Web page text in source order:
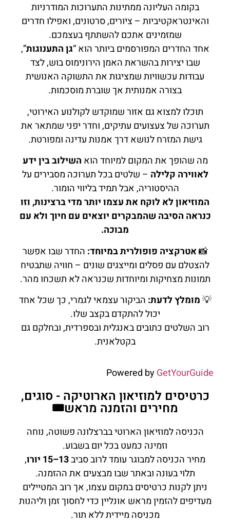
בקומה העליונה ממתינות התערוכות המודרניות
והאינטראקטיביות – ציורים, סרטונים, ואפילו חדרים
שמזמינים אתכם להשתתף בעצמכם.
אחד החדרים המפורסמים ביותר הוא “גן התענוגות”,
שבו יצירות בהשראת האמן הירונימוס בוש, לצד
עבודות עכשוויות שמציגות את התשוקה האנושית
בצורה אמנותית אך שוברת מוסכמות.
תוכלו למצוא גם אזור שמוקדש לקולנוע האירוטי,
תערוכה של צעצועים עתיקים, וחדר יפני שמתאר את
גישת המזרח לנושא דרך אמנות עדינה ומפורטת.
מה שהופך את המקום למיוחד הוא השילוב בין ידע
לאווירה קלילה – שלטים בכל תערוכה מסבירים על
ההיסטוריה, אבל תמיד בליווי הומור.
המוזיאון לא לוקח את עצמו יותר מדי ברצינות, וזו
כנראה הסיבה שהמבקרים יוצאים עם חיוך ולא עם
מבוכה.
📸אטרקציה פופולרית במיוחד: החדר שבו אפשר
להצטלם עם פסלים ומייצגים שונים – חוויה שתבטיח
תמונות מצחיקות ומיוחדות שכנראה לא תשכחו מהר.
💡מומלץ לדעת: הביקור עצמאי לגמרי, כך שכל אחד
יכול להתקדם בקצב שלו.
רוב השלטים כתובים באנגלית ובספרדית, ובחלקם גם
בקטלאנית.
Powered byGetYourGuide
כרטיסים למוזיאון הארוטיקה - סוגים,
מחירים והזמנה מראש🎟️
הכניסה למוזיאון הארוטי בברצלונה פשוטה, נוחה
וזמינה כמעט בכל יום בשבוע.
מחיר הכניסה למבוגר עומד לרוב סביב13–15 יורו
,
תלוי בעונה ובאתר שבו מבצעים את ההזמנה.
ניתן לקנות כרטיסים במקום עצמו, אך רוב המטיילים
מעדיפים להזמין מראש אונליין כדי לחסוך זמן וליהנות
מכניסה מיידית ללא תור.